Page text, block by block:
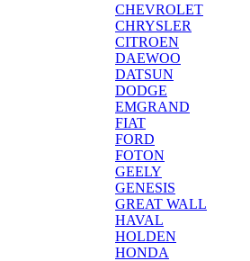
CHEVROLET
CHRYSLER
CITROEN
DAEWOO
DATSUN
DODGE
EMGRAND
FIAT
FORD
FOTON
GEELY
GENESIS
GREAT WALL
HAVAL
HOLDEN
HONDA